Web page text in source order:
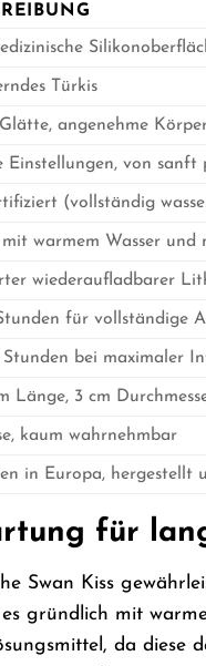
Türkis
angenehme
Einstellungen, von sanft
(vollständig
warmem Wasser und
wiederaufladbarer
für vollständige
Stunden bei maximaler
Länge, 3 cm
kaum wahrnehmbar
in Europa, hergestellt
für
Swan Kiss
gründlich mit
da diese